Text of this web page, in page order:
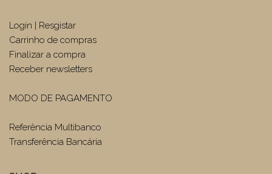
Login | Resgistar
Carrinho de compras
Finalizar a compra
Receber newsletters
MODO DE PAGAMENTO
Referência Multibanco
Transferência Bancária